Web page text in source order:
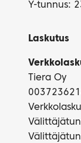
Y-tunnus:
Laskutus
Tiera Oy